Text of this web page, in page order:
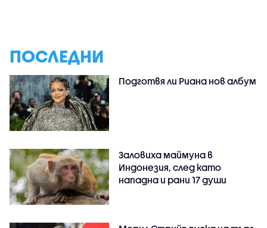
ПОСЛЕДНИ
Подготвя ли Риана нов албум
Заловиха маймуна в
Индонезия, след като
нападна и рани 17 души